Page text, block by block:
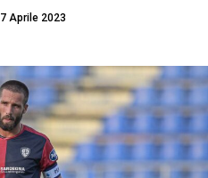
7 Aprile 2023